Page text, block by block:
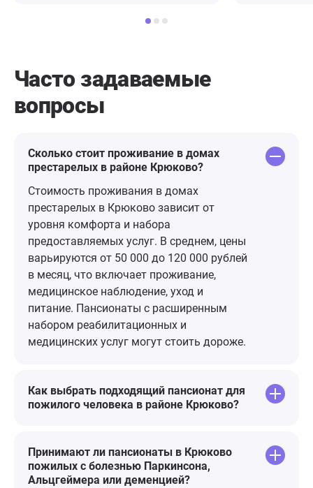
удобные и комфортные. Везде
девушки там работают. Мой
родственник очень хорошо себя
здесь чувствует, всё ему здесь
нравится. И мы спокойны и
пансионат и определили
родственника именно в «Нику».
Хочу поблагодарить всех, кто там
работает! И, особенно, БОЛЬШОЕ
СПАСИБО управляющей Надежде
Викторовне, которая заботится о
своих подопечных, как о родных!
Всем рекомендую этот пансионат.
Ещё раз всему персоналу спасибо
и с наступающим 8 марта вас,
милые девушки!!!
Часто задаваемые
вопросы
Сколько стоит проживание в домах
престарелых в районе Крюково?
Стоимость проживания в домах
престарелых в Крюково зависит от
уровня комфорта и набора
предоставляемых услуг. В среднем, цены
варьируются от 50 000 до 120 000 рублей
в месяц, что включает проживание,
медицинское наблюдение, уход и
питание. Пансионаты с расширенным
набором реабилитационных и
медицинских услуг могут стоить дороже.
Как выбрать подходящий пансионат для
пожилого человека в районе Крюково?
Принимают ли пансионаты в Крюково
пожилых с болезнью Паркинсона,
Альцгеймера или деменцией?